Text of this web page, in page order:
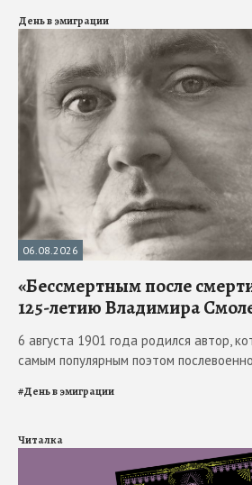
День в эмиграции
06.08.2026
«Бессмертным после
125-летию Владимира
6 августа 1901 года родился автор,
самым популярным поэтом
#День в эмиграции
Читалка